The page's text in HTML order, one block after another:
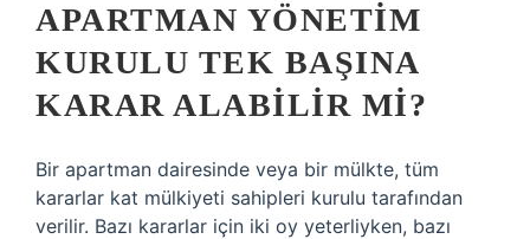
APARTMAN YÖNETIM
KURULU TEK BAŞINA
KARAR ALABILIR MI?
Bir apartman dairesinde veya bir mülkte, tüm
kararlar kat mülkiyeti sahipleri kurulu tarafından
verilir. Bazı kararlar için iki oy yeterliyken, bazı